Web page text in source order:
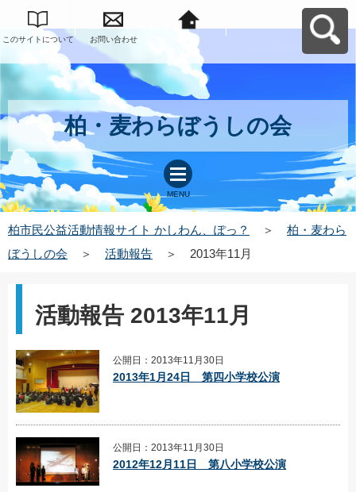
このサイトについて お問い合わせ
柏市民公益活動情報
サイト かしわん、ぽ
っ？へ戻る
柏・麦わらぼうしの会
MENU
柏市民公益活動情報サイト かしわん、ぽっ？ ＞
柏・麦わら
ぼうしの会
＞ 活動報告 ＞ 2013年11月
活動報告 2013年11月
公開日：2013年11月30日
2013年1月24日 第四小学校公演
公開日：2013年11月30日
2012年12月11日 第八小学校公演